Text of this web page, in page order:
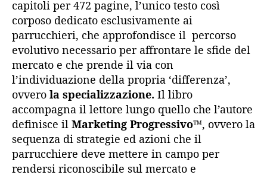
capitoli per 472 pagine, l’unico testo così
corposo dedicato esclusivamente ai
parrucchieri, che approfondisce il percorso
evolutivo necessario per affrontare le sfide del
mercato e che prende il via con
l’individuazione della propria ‘differenza’,
ovvero la specializzazione. Il libro
accompagna il lettore lungo quello che l’autore
definisce il Marketing Progressivo™, ovvero la
sequenza di strategie ed azioni che il
parrucchiere deve mettere in campo per
rendersi riconoscibile sul mercato e